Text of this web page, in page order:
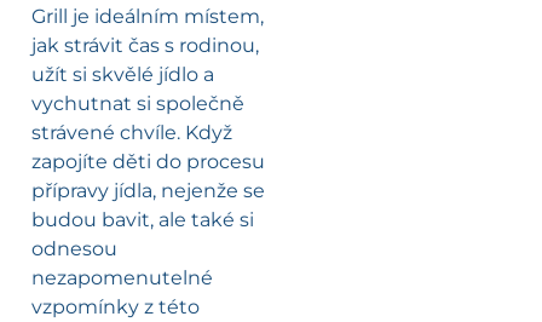
Grill je ideálním místem,
jak strávit čas s rodinou,
užít si skvělé jídlo a
vychutnat si společně
strávené chvíle. Když
zapojíte děti do procesu
přípravy jídla, nejenže se
budou bavit, ale také si
odnesou
nezapomenutelné
vzpomínky z této